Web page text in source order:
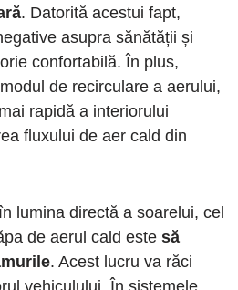
. Datorită acestui fapt,
asupra sănătății și
confortabilă. În plus,
de recirculare a aerului,
rapidă a interiorului
fluxului de aer cald din
lumina directă a soarelui, cel
de aerul cald este să
. Acest lucru va răci
vehiculului. În sistemele